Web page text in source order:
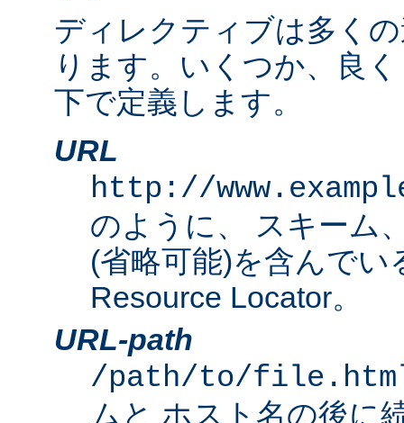
ディレクティブは多く
ります。いくつか、良
下で定義します。
URL
http://
のように、 スキーム
(省略可能)を含んでい
Resource Locator。
URL-path
/path/to/
ムと ホスト名の後に